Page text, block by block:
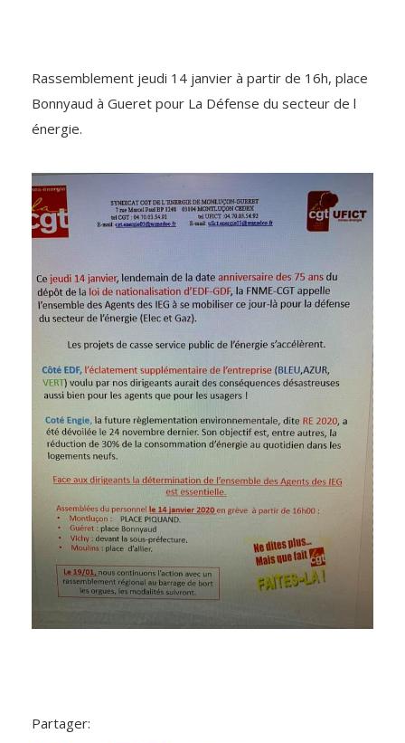
Rassemblement jeudi 14 janvier à partir de 16h, place
Bonnyaud à Gueret pour La Défense du secteur de l
énergie.
Partager: